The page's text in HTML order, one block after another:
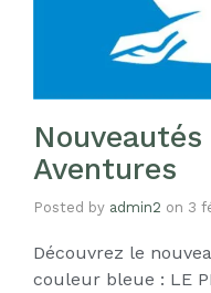
Aventures
Posted by admin2 on 3
Découvrez le
couleur bleue : LE